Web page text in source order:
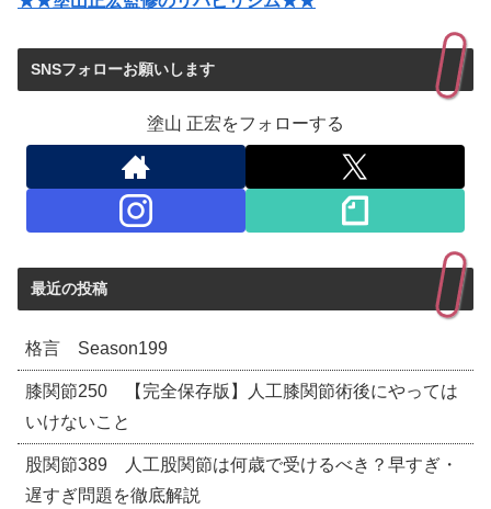
SNSフォローお願いします
塗山 正宏をフォローする
最近の投稿
格言 Season199
膝関節250 【完全保存版】人工膝関節術後にやっては
いけないこと
股関節389 人工股関節は何歳で受けるべき？早すぎ・
遅すぎ問題を徹底解説